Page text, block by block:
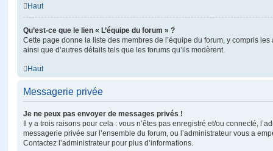
Haut
Qu’est-ce que le lien « L’équipe du forum » ?
Cette page donne la liste des membres de l’équipe du forum, y compris
ainsi que d’autres détails tels que les forums qu’ils modèrent.
Haut
Messagerie privée
Je ne peux pas envoyer de messages privés !
Il y a trois raisons pour cela : vous n’êtes pas enregistré et/ou connecté,
messagerie privée sur l’ensemble du forum, ou l’administrateur vous a
Contactez l’administrateur pour plus d’informations.